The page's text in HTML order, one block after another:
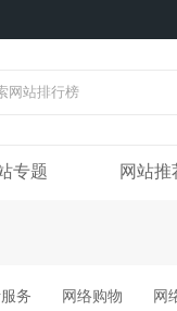
专题 网站推
务 网络购物 网